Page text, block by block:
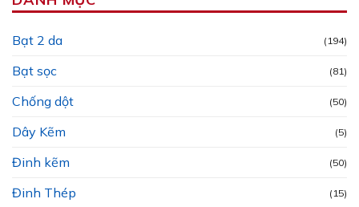
Bạt 2 da (194)
Bạt sọc (81)
Chống dột (50)
Dây Kẽm (5)
Đinh kẽm (50)
Đinh Thép (15)